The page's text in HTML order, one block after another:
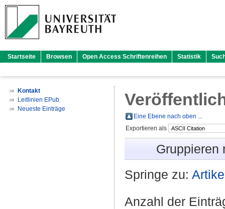
Startseite Browsen Open Access Schriftenreihen Statistik
Kontakt
Leitlinien EPub
Neueste Einträge
Eine Ebene nach oben ...
Exportieren als
Gruppieren
Springe zu:
Anzahl der